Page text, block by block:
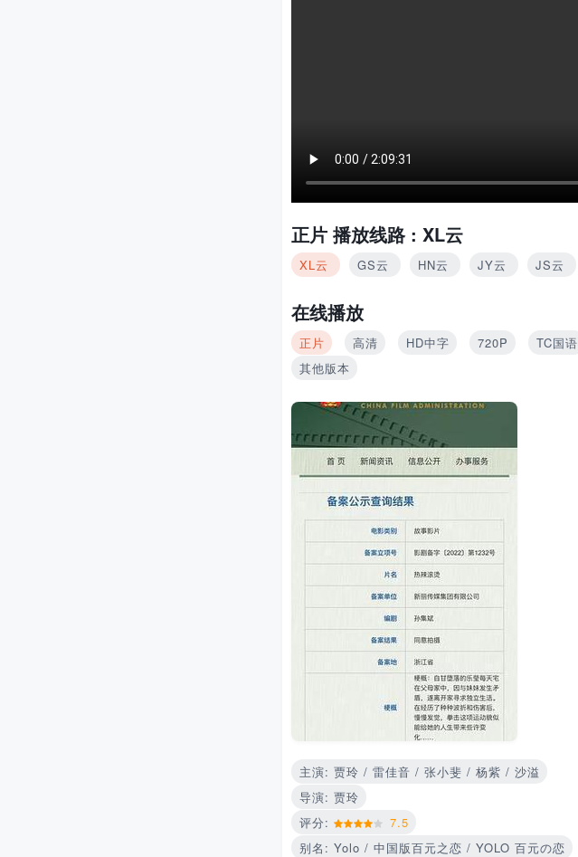
正片 播放线路 : XL云
XL云 GS云 HN云 JY云 JS云
在线播放
正片 高清 HD中字 720P TC国语
其他版本
主演: 贾玲 / 雷佳音 / 张小斐 / 杨紫 / 沙溢
导演: 贾玲
评分:
7.5
别名: Yolo / 中国版百元之恋 / YOLO 百元の恋